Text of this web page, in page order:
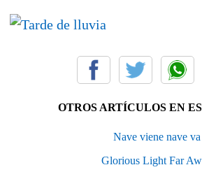
OTROS ARTÍCULOS EN
Nave viene nave va
Glorious Light Far